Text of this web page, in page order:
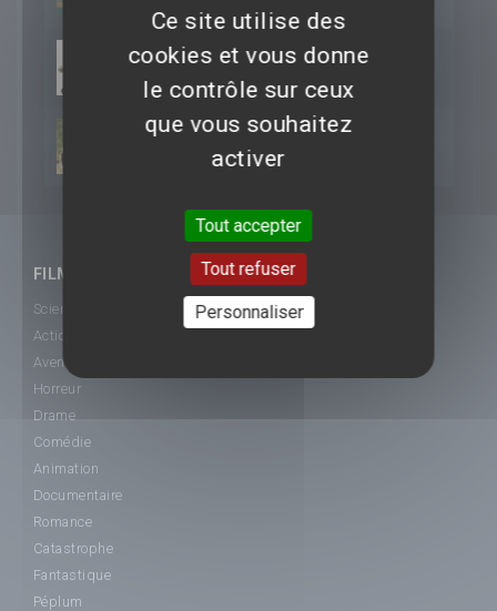
2014 12 Years a Slave
Mud-Sur les rives du
Mississippi
FILMS
Science-Fiction
Action
Aventure
Horreur
Drame
Comédie
Animation
Documentaire
Romance
Catastrophe
Fantastique
Péplum
Ce site utilise des
cookies et vous donne
le contrôle sur ceux
que vous souhaitez
activer
Tout accepter
Tout refuser
Personnaliser